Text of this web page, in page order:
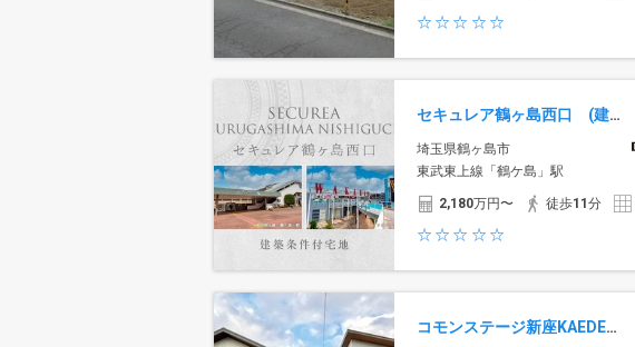
セキュレア鶴ヶ島西口 (建築条件付宅地分譲)
埼玉県鶴ヶ島市
東武東上線「鶴ケ島」駅
2,180万円〜 徒歩11分
コモンステージ新座KAEDEの杜（分譲住宅）